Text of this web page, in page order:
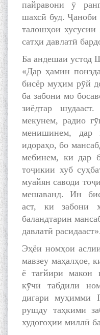
пайравони ӯ
шахсӣ буд.
талошҳои
сатҳи давлатӣ
Ба андешаи устод
«Дар ҳамин
бисёр муҳим рӯй
ба забони мо
зиёдтар
мекунем, радио
менишинем, дар
идораҳо, бо
мебинем, ки дар
тоҷикии хуб
муайян саводи
мешаванд. Ин
аст, ки забони
баландтарин
давлатӣ расидааст».
Эҳёи номҳои
мавзеу маҳалҳое,
ё тағйири макон
кӯчӣ табдили
дигари муҳимми
рушду таҳкими
худогоҳии миллӣ